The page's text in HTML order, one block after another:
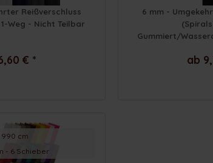
Reißverschluss
Weg - Nicht Teilbar
€ *
6 mm -
Gummiert/
ab
990 cm
- 6 Schieber